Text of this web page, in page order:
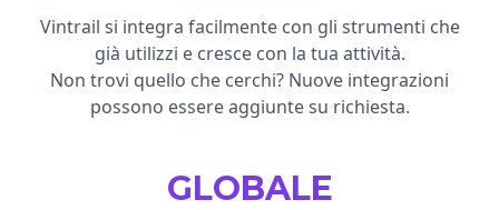
Vintrail si integra facilmente con gli strumenti che
già utilizzi e cresce con la tua attività.
Non trovi quello che cerchi? Nuove integrazioni
possono essere aggiunte su richiesta.
GLOBALE